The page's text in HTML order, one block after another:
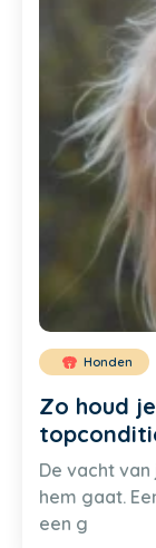
Honden
Zo houd
De vacht
hem gaat.
een g